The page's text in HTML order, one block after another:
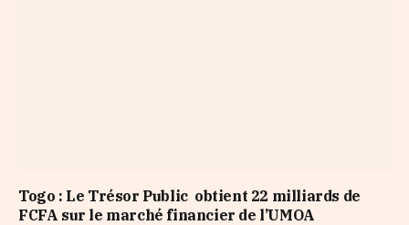
Togo : Le Trésor Public obtient 22 milliards de
FCFA sur le marché financier de l’UMOA